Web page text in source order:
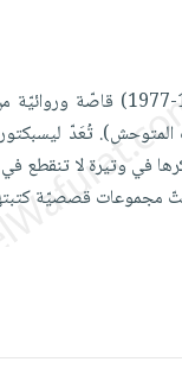
"كلاريس ليسبكتور
المتوحش). تُعَدّ
في وتيرة لا تنقطع في
مجموعات قصصيّة